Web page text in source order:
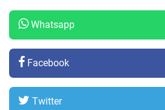
Whatsapp
Facebook
Twitter